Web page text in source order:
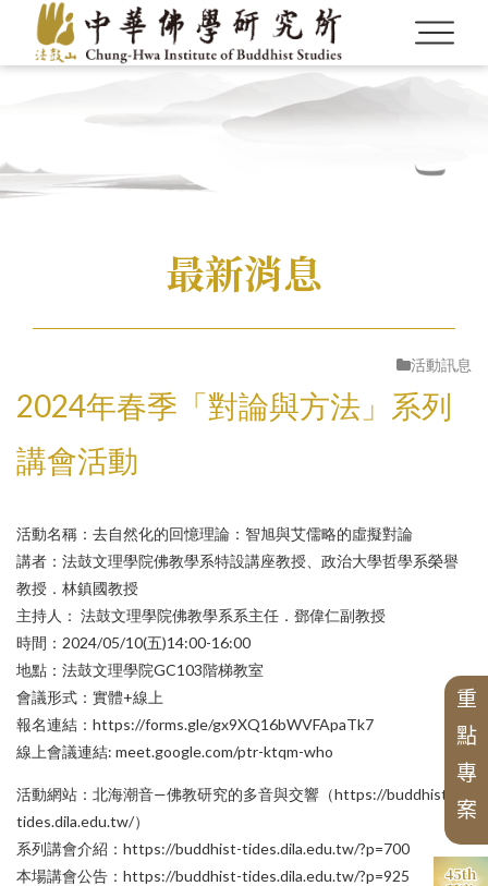
Menu
研所簡介
現任所長
榮譽所長
組織架構
學術諮詢委員會
相關法規
相關表單
大事紀
最新消息
徵稿訊息
活動訊息
獲獎訊息
最新專案
申請訊息
研究員
博士後研究
CBETA與聖嚴法師
CBETA與中華佛學研究所
數位典藏
個人研究專案成果
歷年專案名單
出版品
華岡佛學學報
中華佛學學報
中華佛學研究
學術專書
漢傳佛教論叢
中華佛學研究所論叢
漢傳佛教典籍叢刊
漢傳佛教譯叢
漢傳佛典英譯
新亞洲佛教史翻譯
禪宗典籍系列叢書
佛教會議論文彙編
週年專刊
二十週年專刊
三十週年專刊
四十五週年專刊
精選翻譯書
專刊特輯
中華阿含辭典
歷年會議論文資料
國際交流
中華國際佛學會議
兩岸交流活動與研討會
漢傳佛教的跨文化交流國際研討會
聖嚴思想國際研討會
論壇
漢傳佛教青年學者論壇
近現代漢傳佛教論壇
短期學者交流
學者學術專題講座
研習營
工作坊
北海潮音暨大乘佛法社會學論壇
論文獎助
英文碩博論獎助
英文專案獎助
畢業生
校友會沿革
校友介紹
漢藏佛教文化交流翻譯研究班
English
最新消息
活動訊息
2024年春季「對論與方法」系列
講會活動
活動名稱：去自然化的回憶理論：智旭與艾儒略的虛擬對論
講者：法鼓文理學院佛教學系特設講座教授、政治大學哲學系榮譽
教授．林鎮國教授
主持人： 法鼓文理學院佛教學系系主任．鄧偉仁副教授
時間：2024/05/10(五)14:00-16:00
地點：法鼓文理學院GC103階梯教室
會議形式：實體+線上
報名連結：https://forms.gle/gx9XQ16bWVFApaTk7
線上會議連結: meet.google.com/ptr-ktqm-who
活動網站：北海潮音—佛教研究的多音與交響（https://buddhist-
tides.dila.edu.tw/）
系列講會介紹：https://buddhist-tides.dila.edu.tw/?p=700
本場講會公告：https://buddhist-tides.dila.edu.tw/?p=925
重
點
專
案